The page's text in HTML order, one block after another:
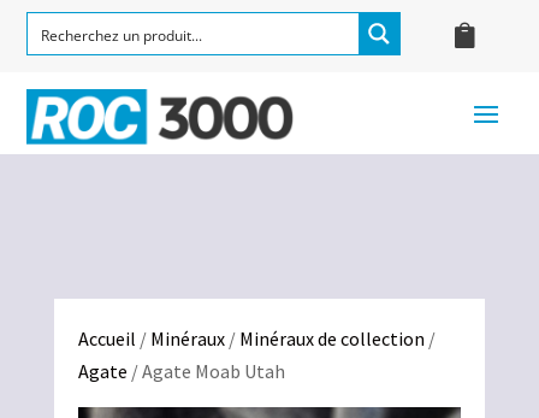
Accueil / Minéraux/ Minéraux de collection /
Agate / Agate Moab Utah